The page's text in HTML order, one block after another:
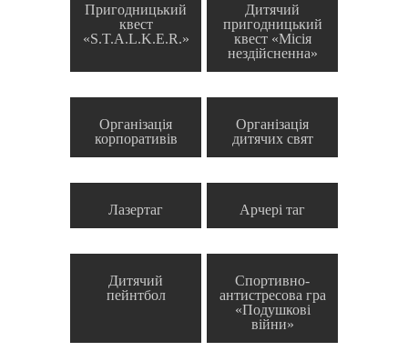
Пригодницький
квест
«S.T.A.L.K.E.R.»
Дитячий
пригодницький
квест «Місія
нездійсненна»
Організація
корпоративів
Організація
дитячих свят
Лазертаг Арчері таг
Дитячий
пейнтбол
Спортивно-
антистресова гра
«Подушкові
війни»